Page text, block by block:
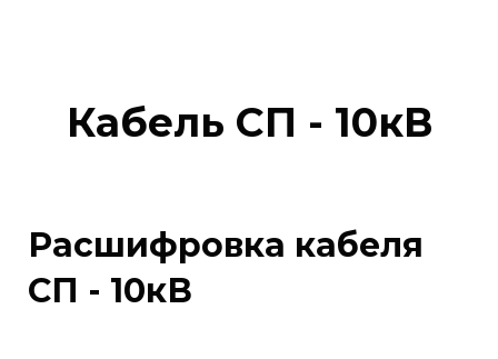
Кабель СП - 10кВ
Расшифровка кабеля
СП - 10кВ